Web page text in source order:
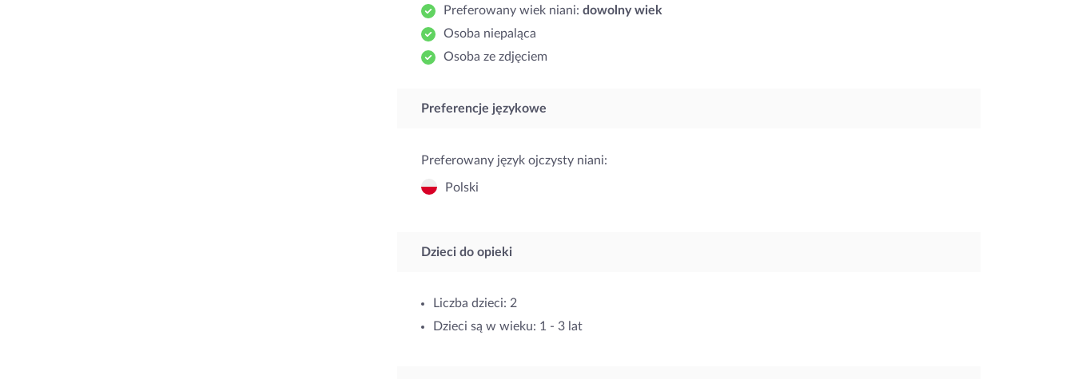
Preferowany wiek niani: dowolny wiek
Osoba niepaląca
Osoba ze zdjęciem
Preferencje językowe
Preferowany język ojczysty niani:
Polski
Dzieci do opieki
Liczba dzieci: 2
Dzieci są w wieku: 1 - 3 lat